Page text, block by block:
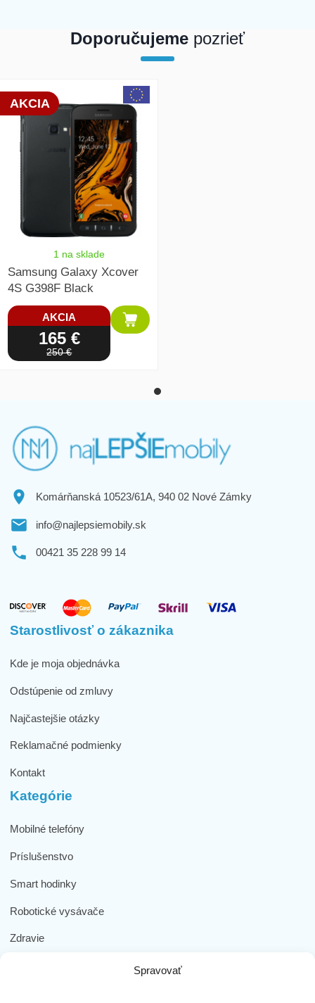
Spravovať
Doporučujeme pozrieť
array(1) { [0]=> int(18514) }
AKCIA
1 na sklade
Samsung Galaxy Xcover
4S G398F Black
AKCIA
165 €
250 €
Komárňanská 10523/61A, 940 02 Nové Zámky
info@najlepsiemobily.sk
00421 35 228 99 14
Starostlivosť o zákaznika
Kde je moja objednávka
Odstúpenie od zmluvy
Najčastejšie otázky
Reklamačné podmienky
Kontakt
Kategórie
Mobilné telefóny
Príslušenstvo
Smart hodinky
Robotické vysávače
Zdravie